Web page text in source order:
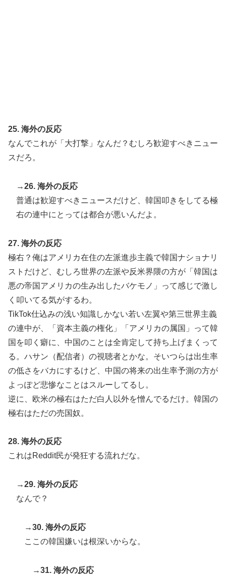
25. 海外の反応
なんでこれが「大打撃」なんだ？むしろ歓迎すべきニュー
スだろ。
→26. 海外の反応
普通は歓迎すべきニュースだけど、韓国叩きをしてる極
右の連中にとっては都合が悪いんだよ。
27. 海外の反応
極右？俺はアメリカ在住の左派進歩主義で韓国ナショナリ
ストだけど、むしろ世界の左派や反米界隈の方が「韓国は
悪の帝国アメリカの生み出したバケモノ」って感じで激し
く叩いてる気がするわ。
TikTok仕込みの浅い知識しかない若い左翼や第三世界主義
の連中が、「資本主義の権化」「アメリカの属国」って韓
国を叩く癖に、中国のことは全肯定して持ち上げまくって
る。ハサン（配信者）の視聴者とかな。そいつらは出生率
の低さをバカにするけど、中国の将来の出生率予測の方が
よっぽど悲惨なことはスルーしてるし。
逆に、欧米の極右はただ白人以外を憎んでるだけ。韓国の
極右はただの売国奴。
28. 海外の反応
これはReddit民が発狂する流れだな。
→29. 海外の反応
なんで？
→30. 海外の反応
ここの韓国嫌いは根深いからな。
→31. 海外の反応